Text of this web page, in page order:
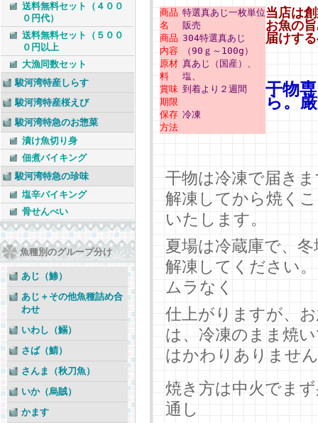
送料無料セット（４００
０円代）
送料無料セット（５００
０円以上
大漁同数セット
駿河湾特産しらす
駿河湾特産桜えび
駿河湾特急のお惣菜
漬け魚切り身
佃煮バイキング
駿河湾特急の珍味
塩辛バイキング
骨せんべい
魚種別のグループ分け
あじ（鯵）
あじ＋その他魚種詰め合
わせ
いわし（鰯）
さば（鯖）
さんま（秋刀魚）
いか（烏賊）
かます
商品
名
特選真あじ一枚単位
販売
商品
内容
304特選真あじ
（90ｇ～100g）
原材
料
真あじ（国産）、
塩、
賞味
期限
到着より２週間
保存
方法
冷凍
当店は
お魚の
届けす
干物
ら。
干物は冷凍で届き
解凍してから焼く
いたします。
夏場は冷蔵庫で、
解凍してください
ムラなく
仕上がりますが、
は、冷凍のまま焼
はかわりありませ
焼き方は中火でま
通し